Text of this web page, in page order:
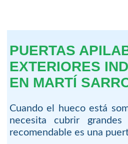
PUERTAS
EXTERIORES
EN MARTÍ
Cuando el hueco está
necesita cubrir
recomendable es una